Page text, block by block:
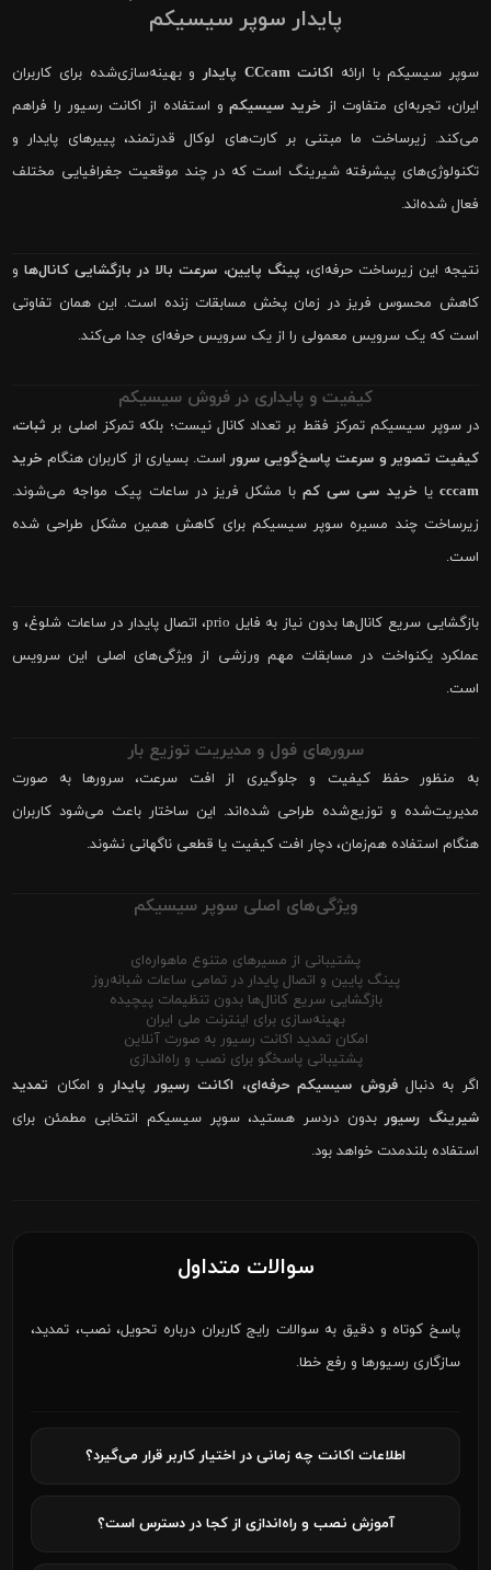
پایدار سوپر سیسیکم
سوپر سیسیکم با ارائه اکانت CCcam پایدار
و بهینه‌سازی‌شده برای کاربران
ایران، تجربه‌ای متفاوت از خرید سیسیکمو استفاده از اکانت رسیور را فراهم
می‌کند. زیرساخت ما مبتنی بر کارت‌های لوکال قدرتمند، پییرهای پایدار و
تکنولوژی‌های پیشرفته شیرینگ است که در چند موقعیت جغرافیایی مختلف
فعال شده‌اند.
نتیجه این زیرساخت حرفه‌ای، پینگ پایین، سرعت بالا در بازگشایی کانال‌هاو
کاهش محسوس فریز در زمان پخش مسابقات زنده است. این همان تفاوتی
است که یک سرویس معمولی را از یک سرویس حرفه‌ای جدا می‌کند.
کیفیت و پایداری در فروش سیسیکم
در سوپر سیسیکم تمرکز فقط بر تعداد کانال نیست؛ بلکه تمرکز اصلی بر ثبات،
کیفیت تصویر و سرعت پاسخ‌گویی سروراست. بسیاری از کاربران هنگام خرید
cccam یا خرید سی سی کمبا مشکل فریز در ساعات پیک مواجه می‌شوند.
زیرساخت چند مسیره سوپر سیسیکم برای کاهش همین مشکل طراحی شده
است.
بازگشایی سریع کانال‌ها بدون نیاز به فایل prio، اتصال پایدار در ساعات شلوغ، و
عملکرد یکنواخت در مسابقات مهم ورزشی از ویژگی‌های اصلی این سرویس
است.
سرورهای فول و مدیریت توزیع بار
به منظور حفظ کیفیت و جلوگیری از افت سرعت، سرورها به صورت
مدیریت‌شده و توزیع‌شده طراحی شده‌اند. این ساختار باعث می‌شود کاربران
هنگام استفاده هم‌زمان، دچار افت کیفیت یا قطعی ناگهانی نشوند.
ویژگی‌های اصلی سوپر سیسیکم
پشتیبانی از مسیرهای متنوع ماهواره‌ای
پینگ پایین و اتصال پایدار در تمامی ساعات شبانه‌روز
بازگشایی سریع کانال‌ها بدون تنظیمات پیچیده
بهینه‌سازی برای اینترنت ملی ایران
امکان تمدید اکانت رسیور به صورت آنلاین
پشتیبانی پاسخگو برای نصب و راه‌اندازی
اگر به دنبالفروش سیسیکم حرفه‌ای، اکانت رسیور پایدارو امکان تمدید
شیرینگ رسیوربدون دردسر هستید، سوپر سیسیکم انتخابی مطمئن برای
استفاده بلندمدت خواهد بود.
سوالات متداول
پاسخ کوتاه و دقیق به سوالات رایج کاربران درباره تحویل، نصب، تمدید،
سازگاری رسیورها و رفع خطا.
اطلاعات اکانت چه زمانی در اختیار کاربر قرار می‌گیرد؟
آموزش نصب و راه‌اندازی از کجا در دسترس است؟